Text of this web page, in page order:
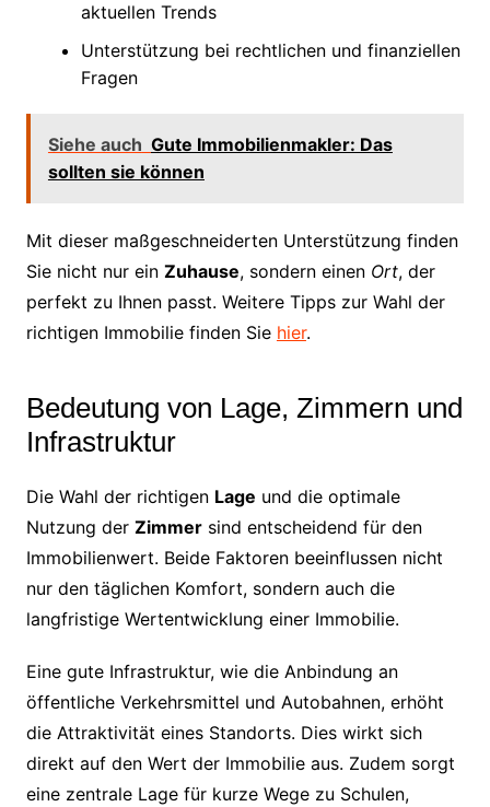
aktuellen Trends
Unterstützung bei rechtlichen und finanziellen
Fragen
Siehe auch Gute Immobilienmakler: Das
sollten sie können
Mit dieser maßgeschneiderten Unterstützung finden
Sie nicht nur ein Zuhause, sondern einen Ort, der
perfekt zu Ihnen passt. Weitere Tipps zur Wahl der
richtigen Immobilie finden Sie hier.
Bedeutung von Lage, Zimmern und
Infrastruktur
Die Wahl der richtigen Lage und die optimale
Nutzung der Zimmersind entscheidend für den
Immobilienwert. Beide Faktoren beeinflussen nicht
nur den täglichen Komfort, sondern auch die
langfristige Wertentwicklung einer Immobilie.
Eine gute Infrastruktur, wie die Anbindung an
öffentliche Verkehrsmittel und Autobahnen, erhöht
die Attraktivität eines Standorts. Dies wirkt sich
direkt auf den Wert der Immobilie aus. Zudem sorgt
eine zentrale Lage für kurze Wege zu Schulen,